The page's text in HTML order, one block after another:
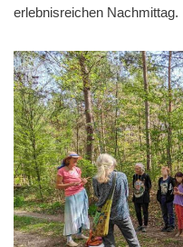
erlebnisreichen Nachmittag.